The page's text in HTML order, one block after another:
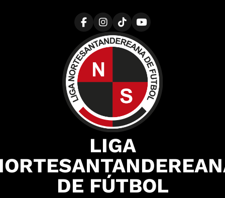
LIGA
DE FÚTBOL